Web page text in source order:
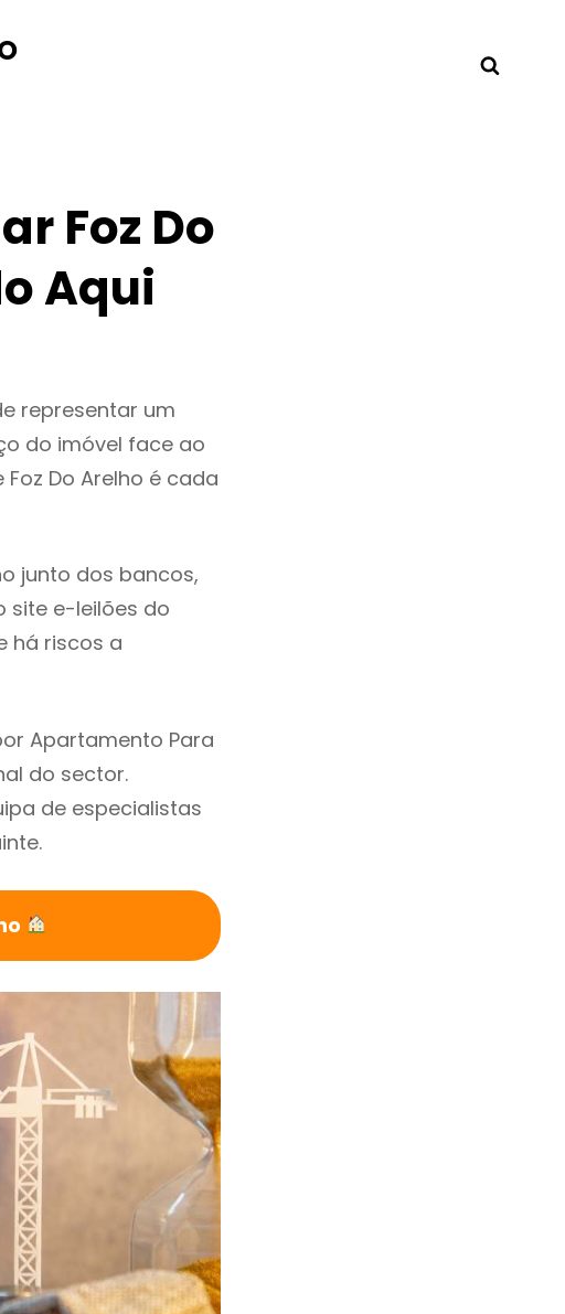
Foz Do
Aqui
representar um
do imóvel face ao
Do Arelho é cada
junto dos bancos,
site e-leilões do
há riscos a
Apartamento Para
do sector.
de especialistas